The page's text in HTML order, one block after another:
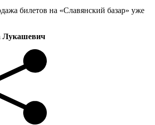
билетов на «Славянский базар» уже
Лукашевич